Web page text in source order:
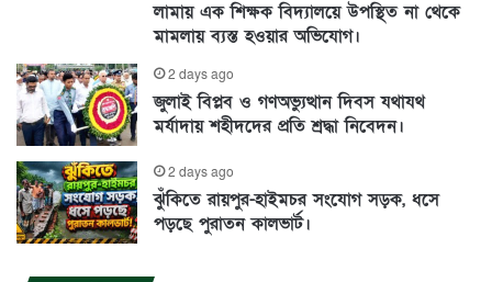
লামায় এক শিক্ষক বিদ্যালয়ে উপস্থিত না থেকে
মামলায় ব্যস্ত হওয়ার অভিযোগ।
2 days ago
জুলাই বিপ্লব ও গণঅভ্যুত্থান দিবস যথাযথ
মর্যাদায় শহীদদের প্রতি শ্রদ্ধা নিবেদন।
2 days ago
ঝুঁকিতে রায়পুর-হাইমচর সংযোগ সড়ক, ধসে
পড়ছে পুরাতন কালভার্ট।